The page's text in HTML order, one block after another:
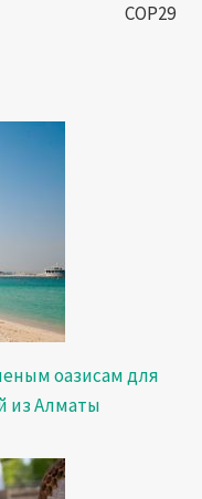
COP29
оазисам для
из Алматы